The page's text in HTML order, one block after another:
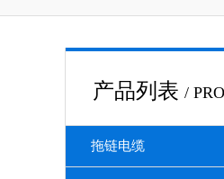
产品列表 /
拖链电缆